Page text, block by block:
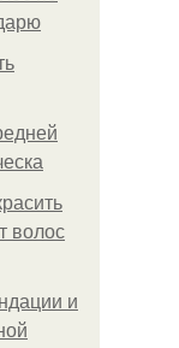
волос
и